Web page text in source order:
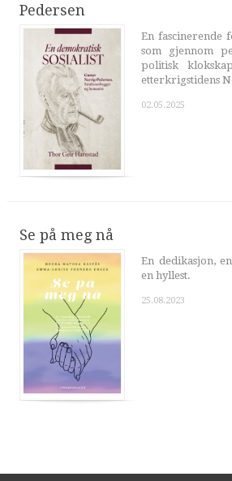
Pedersen
En fascinerende
som gjennom
politisk
etterkrigstidens
02.05.2025
Se på meg nå
En dedikasjon,
en hyllest.
25.08.2023